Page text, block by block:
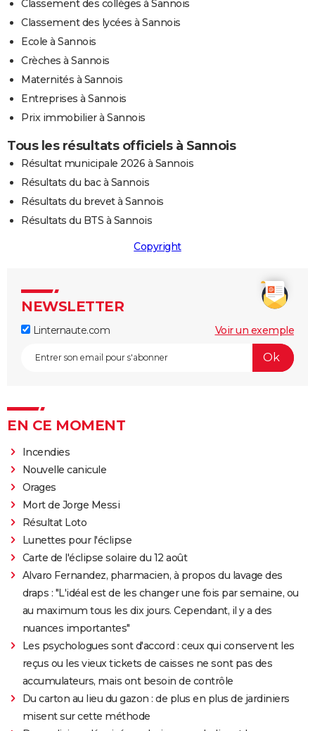
Classement des collèges à Sannois
Classement des lycées à Sannois
Ecole à Sannois
Crèches à Sannois
Maternités à Sannois
Entreprises à Sannois
Prix immobilier à Sannois
Tous les résultats officiels à Sannois
Résultat municipale 2026 à Sannois
Résultats du bac à Sannois
Résultats du brevet à Sannois
Résultats du BTS à Sannois
Copyright
NEWSLETTER
Linternaute.com Voir un exemple
EN CE MOMENT
Incendies
Nouvelle canicule
Orages
Mort de Jorge Messi
Résultat Loto
Lunettes pour l'éclipse
Carte de l'éclipse solaire du 12 août
Alvaro Fernandez, pharmacien, à propos du lavage des
draps : "L'idéal est de les changer une fois par semaine, ou
au maximum tous les dix jours. Cependant, il y a des
nuances importantes"
Les psychologues sont d'accord : ceux qui conservent les
reçus ou les vieux tickets de caisses ne sont pas des
accumulateurs, mais ont besoin de contrôle
Du carton au lieu du gazon : de plus en plus de jardiniers
misent sur cette méthode